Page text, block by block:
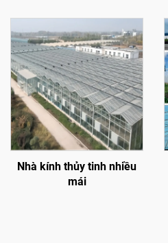
hệ thống điều khiển nhiệt
độ/hệ thống che nắng/hệ
thống tưới nước
Nhà kính thủy tinh nhiều
mái